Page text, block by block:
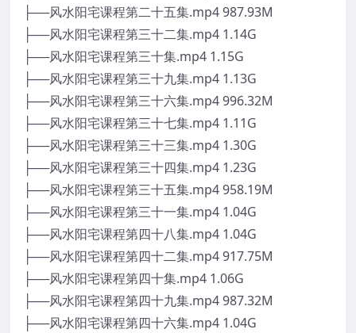
├──风水阳宅课程第二十五集.mp4 987.93M
├──风水阳宅课程第三十二集.mp4 1.14G
├──风水阳宅课程第三十集.mp4 1.15G
├──风水阳宅课程第三十九集.mp4 1.13G
├──风水阳宅课程第三十六集.mp4 996.32M
├──风水阳宅课程第三十七集.mp4 1.11G
├──风水阳宅课程第三十三集.mp4 1.30G
├──风水阳宅课程第三十四集.mp4 1.23G
├──风水阳宅课程第三十五集.mp4 958.19M
├──风水阳宅课程第三十一集.mp4 1.04G
├──风水阳宅课程第四十八集.mp4 1.04G
├──风水阳宅课程第四十二集.mp4 917.75M
├──风水阳宅课程第四十集.mp4 1.06G
├──风水阳宅课程第四十九集.mp4 987.32M
├──风水阳宅课程第四十六集.mp4 1.04G